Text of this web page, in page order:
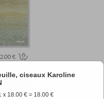
ciseaux Karoline
x 18.00 € = 18.00 €
€